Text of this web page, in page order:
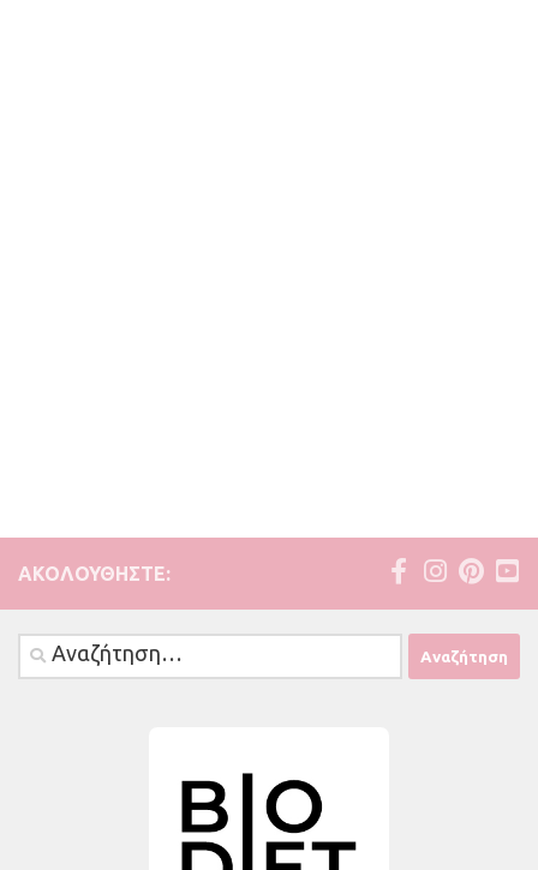
ΑΚΟΛΟΥΘΉΣΤΕ:
Αναζήτηση
για: